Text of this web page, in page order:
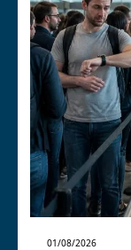
01/08/2026